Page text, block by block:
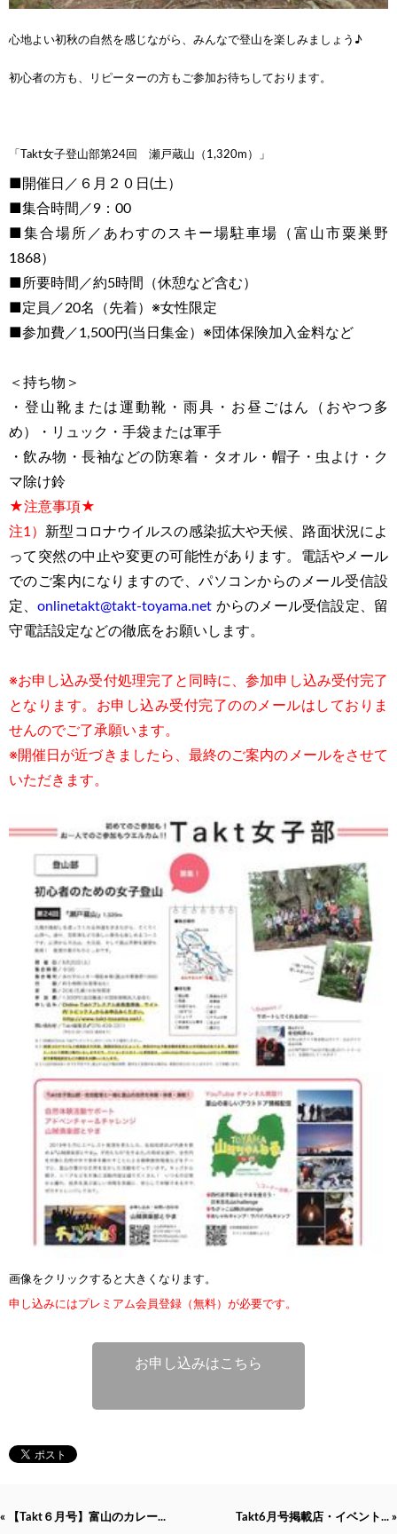
心地よい初秋の自然を感じながら、みんなで登山を楽しみましょう♪
初心者の方も、リピーターの方もご参加お待ちしております。
「Takt女子登山部第24回 瀬戸蔵山（1,320m）」
■開催日／６月２０日(土）
■集合時間／9 ：00
■集合場所／あわすのスキー場駐車場（富山市粟巣野
1868）
■所要時間／約5時間（休憩など含む）
■定員／20名（先着）※女性限定
■参加費／1,500円(当日集金）※団体保険加入金料など
＜持ち物＞
・登山靴または運動靴・雨具・お昼ごはん（おやつ多
め）・リュック・手袋または軍手
・飲み物・長袖などの防寒着・タオル・帽子・虫よけ・ク
マ除け鈴
★注意事項★
注1） 新型コロナウイルスの感染拡大や天候、路面状況によ
って突然の中止や変更の可能性があります。電話やメール
でのご案内になりますので、パソコンからのメール受信設
定、onlinetakt@takt-toyama.net からのメール受信設定、留
守電話設定などの徹底をお願いします。
※お申し込み受付処理完了と同時に、参加申し込み受付完了
となります。お申し込み受付完了ののメールはしておりま
せんのでご了承願います。
※開催日が近づきましたら、最終のご案内のメールをさせて
いただきます。
画像をクリックすると大きくなります。
申し込みにはプレミアム会員登録（無料）が必要です。
お申し込みはこちら
« 【Takt６月号】富山のカレー... Takt6月号掲載店・イベント... »